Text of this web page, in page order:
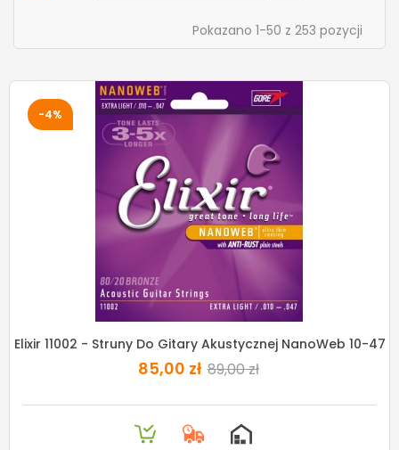
Pokazano 1-50 z 253 pozycji
-4%
Elixir 11002 - Struny Do Gitary Akustycznej NanoWeb 10-47
85,00 zł 89,00 zł